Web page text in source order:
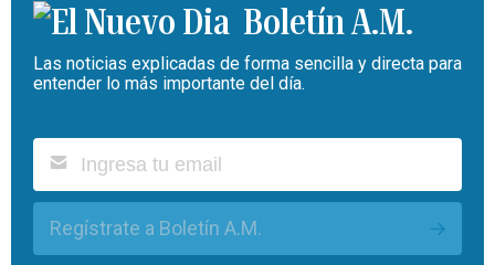
Boletín A.M.
Las noticias explicadas de forma sencilla y directa para
entender lo más importante del día.
Regístrate a Boletín A.M.